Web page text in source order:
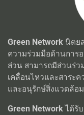
Green Network นิตย
ความร่วมมือด้านการ
ส่วน สามารถมีส่วนร่ว
เคลื่อนไหวและสาระค
และอนุรักษ์สิ่งแวดล้อม
Green Networkได้รั